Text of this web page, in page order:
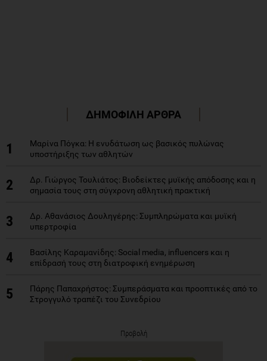
ΔΗΜΟΦΙΛΗ ΑΡΘΡΑ
1
Μαρίνα Πόγκα: Η ενυδάτωση ως βασικός πυλώνας
υποστήριξης των αθλητών
2
Δρ. Γιώργος Τουλιάτος: Βιοδείκτες μυϊκής απόδοσης και η
σημασία τους στη σύγχρονη αθλητική πρακτική
3
Δρ. Αθανάσιος Δουληγέρης: Συμπληρώματα και μυϊκή
υπερτροφία
4
Βασίλης Καραμανίδης: Social media, influencers και η
επίδρασή τους στη διατροφική ενημέρωση
5
Πάρης Παπαχρήστος: Συμπεράσματα και προοπτικές από το
Στρογγυλό τραπέζι του Συνεδρίου
Προβολή